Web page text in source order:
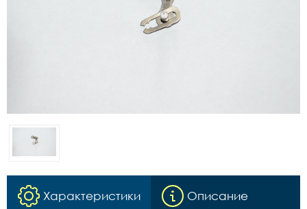
Характеристики Описание